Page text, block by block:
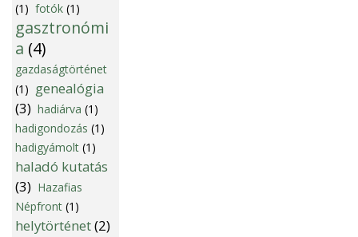
(1) fotók (1)
gasztronómi
a (4)
gazdaságtörténet
(1) genealógia
(3) hadiárva (1)
hadigondozás (1)
hadigyámolt (1)
haladó kutatás
(3) Hazafias
Népfront (1)
helytörténet(2)